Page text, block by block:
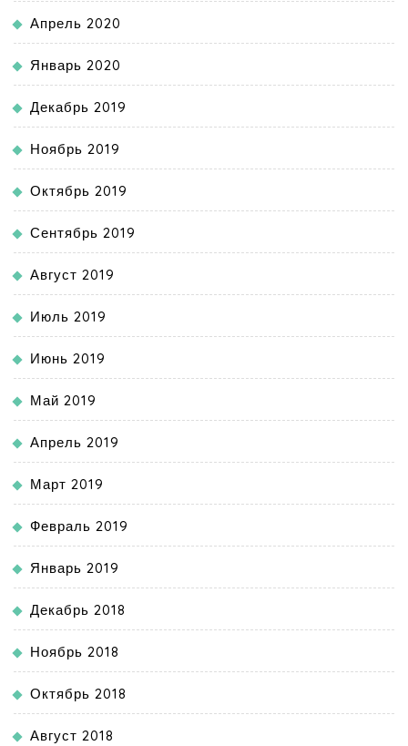
Апрель 2020
Январь 2020
Декабрь 2019
Ноябрь 2019
Октябрь 2019
Сентябрь 2019
Август 2019
Июль 2019
Июнь 2019
Май 2019
Апрель 2019
Март 2019
Февраль 2019
Январь 2019
Декабрь 2018
Ноябрь 2018
Октябрь 2018
Август 2018